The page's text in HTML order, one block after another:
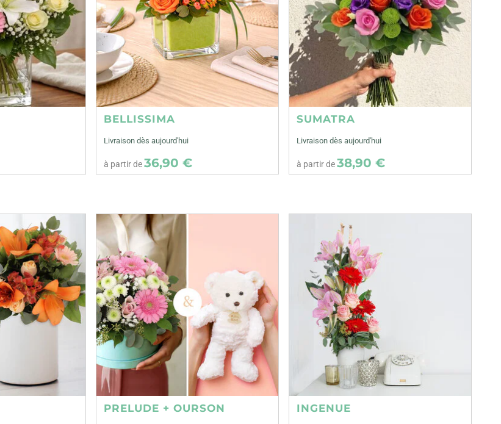
BELLISSIMA
Livraison dès aujourd'hui
à partir de36,90 €
SUMATRA
Livraison dès aujourd'hui
à partir de38,90 €
PRELUDE + OURSON INGENUE